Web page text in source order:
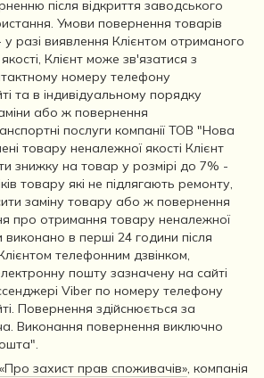
після відкриття заводського
Умови повернення товарів
у разі виявлення Клієнтом отриманого
Клієнт може зв'язатися з
номеру телефону
та в індивідуальному порядку
або ж повернення
послуги компанії ТОВ "Нова
товару неналежної якості Клієнт
знижку на товар у розмірі до 7% -
товару які не підлягають ремонту,
заміну товару або ж повернення
про отримання товару неналежної
виконано в перші 24 години після
телефонним дзвінком,
пошту зазначену на сайті
Viber по номеру телефону
Повернення здійснюється за
Виконання повернення виключно
захист прав споживачів», компанія